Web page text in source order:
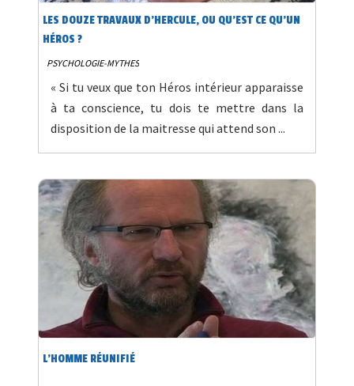
LES DOUZE TRAVAUX D’HERCULE, OU QU’EST CE QU’UN
HÉROS ?
PSYCHOLOGIE-MYTHES
« Si tu veux que ton Héros intérieur apparaisse
à ta conscience, tu dois te mettre dans la
disposition de la maitresse qui attend son ...
L'HOMME RÉUNIFIÉ